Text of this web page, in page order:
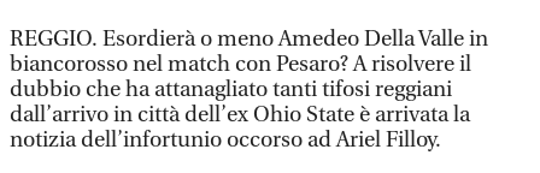
REGGIO. Esordierà o meno Amedeo Della Valle in
biancorosso nel match con Pesaro? A risolvere il
dubbio che ha attanagliato tanti tifosi reggiani
dall’arrivo in città dell’ex Ohio State è arrivata la
notizia dell’infortunio occorso ad Ariel Filloy.